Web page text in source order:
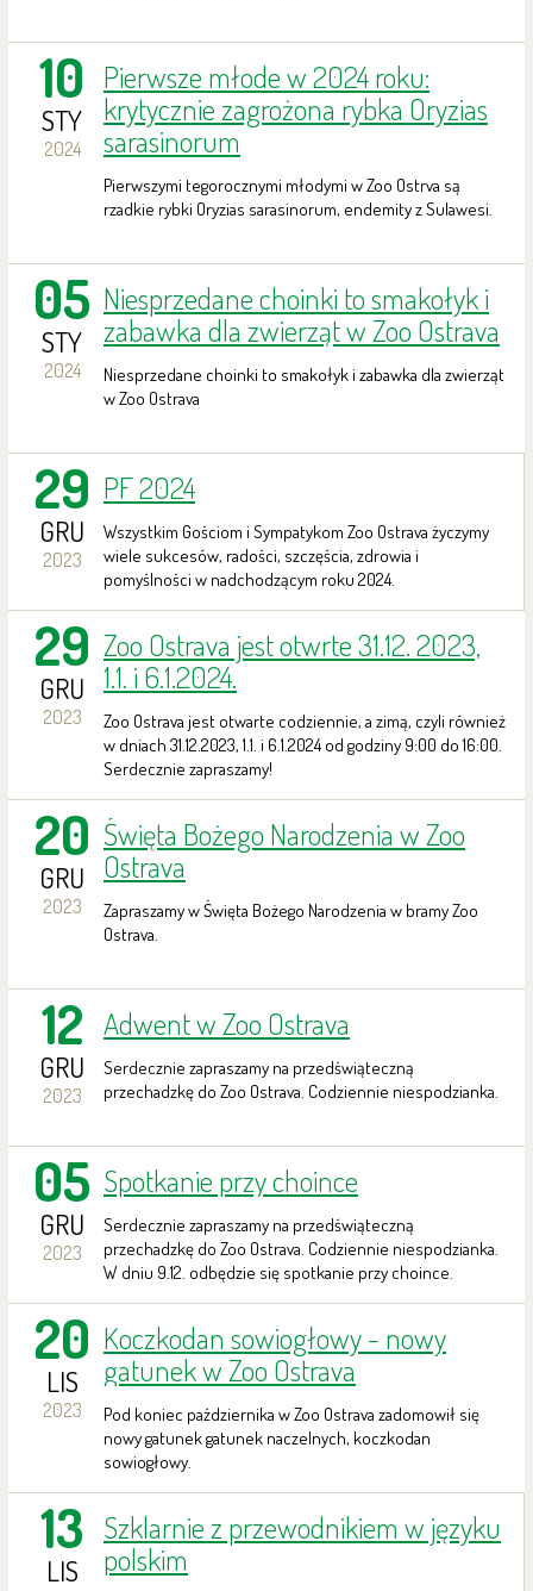
10
STY
2024
Pierwsze młode w 2024 roku:
krytycznie zagrożona rybka Oryzias
sarasinorum
Pierwszymi tegorocznymi młodymi w Zoo Ostrva są
rzadkie rybki Oryzias sarasinorum, endemity z Sulawesi.
05
STY
2024
Niesprzedane choinki to smakołyk i
zabawka dla zwierząt w Zoo Ostrava
Niesprzedane choinki to smakołyk i zabawka dla zwierząt
w Zoo Ostrava
29
GRU
2023
PF 2024
Wszystkim Gościom i Sympatykom Zoo Ostrava życzymy
wiele sukcesów, radości, szczęścia, zdrowia i
pomyślności w nadchodzącym roku 2024.
29
GRU
2023
Zoo Ostrava jest otwrte 31.12. 2023,
1.1. i 6.1.2024.
Zoo Ostrava jest otwarte codziennie, a zimą, czyli również
w dniach 31.12.2023, 1.1. i 6.1.2024 od godziny 9:00 do 16:00.
Serdecznie zapraszamy!
20
GRU
2023
Święta Bożego Narodzenia w Zoo
Ostrava
Zapraszamy w Święta Bożego Narodzenia w bramy Zoo
Ostrava.
12
GRU
2023
Adwent w Zoo Ostrava
Serdecznie zapraszamy na przedświąteczną
przechadzkę do Zoo Ostrava. Codziennie niespodzianka.
05
GRU
2023
Spotkanie przy choince
Serdecznie zapraszamy na przedświąteczną
przechadzkę do Zoo Ostrava. Codziennie niespodzianka.
W dniu 9.12. odbędzie się spotkanie przy choince.
20
LIS
2023
Koczkodan sowiogłowy - nowy
gatunek w Zoo Ostrava
Pod koniec października w Zoo Ostrava zadomowił się
nowy gatunek gatunek naczelnych, koczkodan
sowiogłowy.
13
LIS
Szklarnie z przewodnikiem w języku
polskim